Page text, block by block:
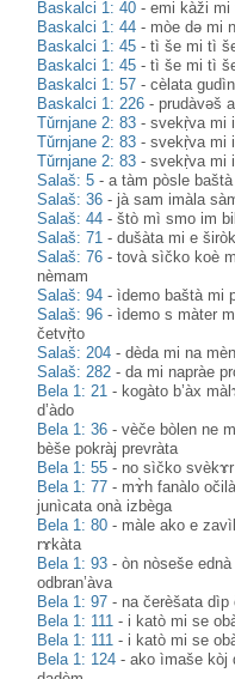
Baskalci 1: 40 -emi kàži mi
Baskalci 1: 44 - mòe dә mi
Baskalci 1: 45 -tì še mi tì
Baskalci 1: 45 -tì še mi tì
Baskalci 1: 57 -cèlata
Baskalci 1: 226 -prudàvәš
Tǔrnjane 2: 83 -svekṛ̀va mi
Tǔrnjane 2: 83 -svekṛ̀va mi
Tǔrnjane 2: 83 -svekṛ̀va mi
Salaš: 5 -a tàm pòsle
Salaš: 36 - jà sam imàla
Salaš: 44 -štò mì smo im
Salaš: 71 -dušàta mi e
Salaš: 76 -tovà sìčko koè
nèmam
Salaš: 94 -ìdemo baštà mi
Salaš: 96 -ìdemo s màter
četvṛ̀to
Salaš: 204 -dèda mi na
Salaš: 282 -da mi napràe
Bela 1: 21 - kogàto b’àx
d’àdo
Bela 1: 36 -vèče bòlen ne
bèše pokràj prevràta
Bela 1: 55 - no sìčko
Bela 1: 77 - mɤ̀h fanàlo
junìcata onà izbèga
Bela 1: 80 - màle ako e
rɤkàta
Bela 1: 93 -òn nòseše
odbran’àva
Bela 1: 97 - na čerèšata
Bela 1: 111 - i katò mi se
Bela 1: 111 - i katò mi se
Bela 1: 124 -ako ìmaše kòj